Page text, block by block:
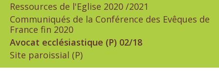
Ressources de l'Eglise 2020 /2021
Communiqués de la Conférence des Evêques de
France fin 2020
Avocat ecclésiastique (P) 02/18
Site paroissial (P)